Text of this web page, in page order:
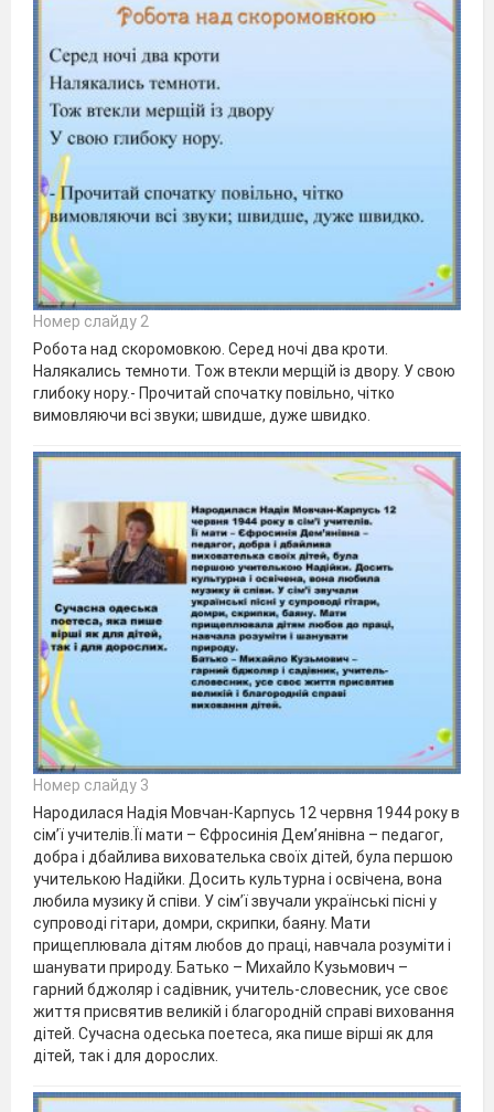
Номер слайду 2
Робота над скоромовкою. Серед ночі два кроти.
Налякались темноти. Тож втекли мерщій із двору. У свою
глибоку нору.- Прочитай спочатку повільно, чітко
вимовляючи всі звуки; швидше, дуже швидко.
Номер слайду 3
Народилася Надія Мовчан-Карпусь 12 червня 1944 року в
сім’ї учителів.Її мати – Єфросинія Дем’янівна – педагог,
добра і дбайлива вихователька своїх дітей, була першою
учителькою Надійки. Досить культурна і освічена, вона
любила музику й співи. У сім’ї звучали українські пісні у
супроводі гітари, домри, скрипки, баяну. Мати
прищеплювала дітям любов до праці, навчала розуміти і
шанувати природу. Батько – Михайло Кузьмович –
гарний бджоляр і садівник, учитель-словесник, усе своє
життя присвятив великій і благородній справі виховання
дітей. Сучасна одеська поетеса, яка пише вірші як для
дітей, так і для дорослих.